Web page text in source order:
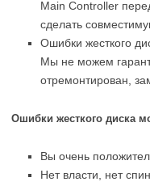
Main Controller
сделать
Ошибки жесткого
Мы не можем
отремонтирован,
Ошибки жесткого диска
Вы очень
Нет власти, нет